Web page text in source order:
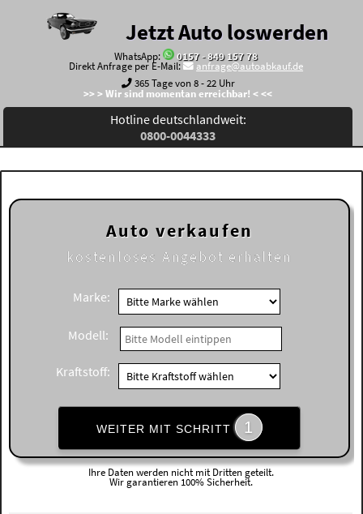
Jetzt Auto loswerden
WhatsApp:
0157 - 849 157 78
Direkt Anfrage per E-Mail:
anfrage@autoabkauf.de
365 Tage von 8 - 22 Uhr
>> > Wir sind momentan erreichbar! < <<
Hotline deutschlandweit:
0800-0044333
Auto verkaufen
kostenloses Angebot erhalten
Marke:
Modell:
Kraftstoff:
WEITER MIT SCHRITT 1
Ihre Daten werden nicht mit Dritten geteilt.
Wir garantieren 100% Sicherheit.